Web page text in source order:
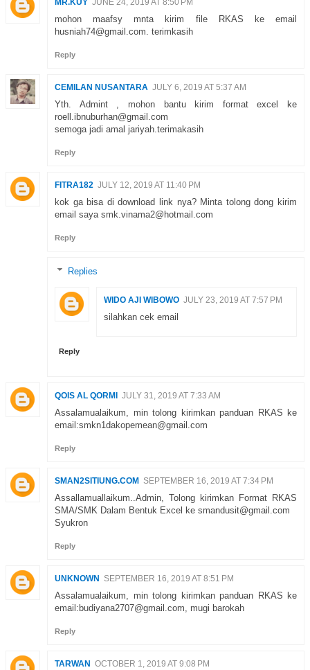
MR.KUY JUNE 24, 2019 AT 8:50 PM
mohon maafsy mnta kirim file RKAS ke email
husniah74@gmail.com. terimkasih
Reply
CEMILAN NUSANTARA JULY 6, 2019 AT 5:37 AM
Yth. Admint , mohon bantu kirim format excel ke
roell.ibnuburhan@gmail.com
semoga jadi amal jariyah.terimakasih
Reply
FITRA182 JULY 12, 2019 AT 11:40 PM
kok ga bisa di download link nya? Minta tolong dong kirim
email saya smk.vinama2@hotmail.com
Reply
Replies
WIDO AJI WIBOWO JULY 23, 2019 AT 7:57 PM
silahkan cek email
Reply
QOIS AL QORMI JULY 31, 2019 AT 7:33 AM
Assalamualaikum, min tolong kirimkan panduan RKAS ke
email:smkn1dakopemean@gmail.com
Reply
SMAN2SITIUNG.COM SEPTEMBER 16, 2019 AT 7:34 PM
Assallamuallaikum..Admin, Tolong kirimkan Format RKAS
SMA/SMK Dalam Bentuk Excel ke smandusit@gmail.com
Syukron
Reply
UNKNOWN SEPTEMBER 16, 2019 AT 8:51 PM
Assalamualaikum, min tolong kirimkan panduan RKAS ke
email:budiyana2707@gmail.com, mugi barokah
Reply
TARWAN OCTOBER 1, 2019 AT 9:08 PM